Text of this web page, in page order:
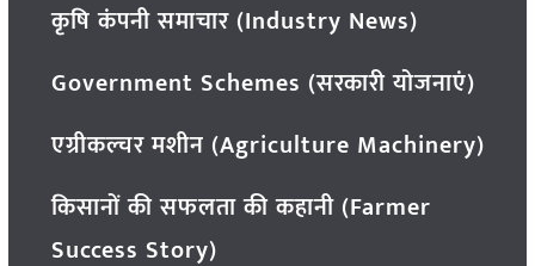
कृषि कंपनी समाचार (Industry News)
Government Schemes (सरकारी योजनाएं)
एग्रीकल्चर मशीन (Agriculture Machinery)
किसानों की सफलता की कहानी (Farmer
Success Story)